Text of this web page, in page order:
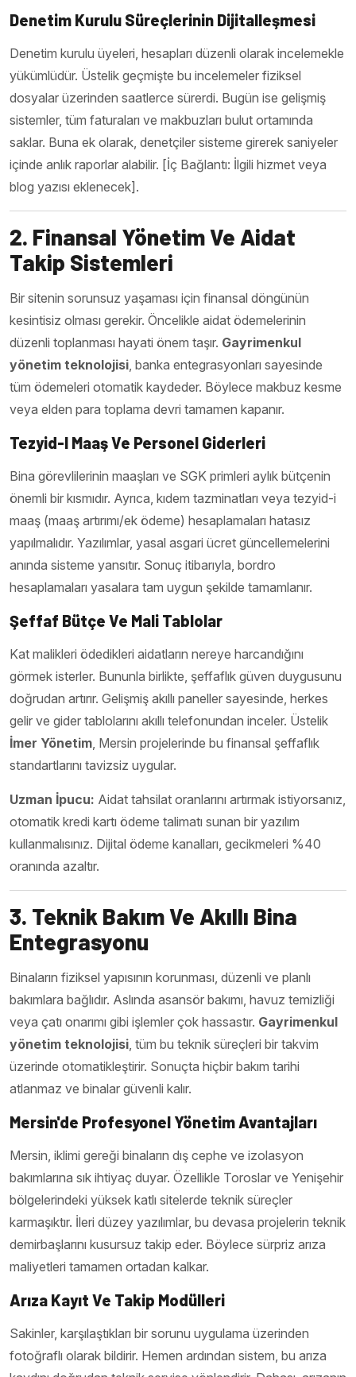
Denetim Kurulu Süreçlerinin Dijitalleşmesi
Denetim kurulu üyeleri, hesapları düzenli olarak incelemekle
yükümlüdür. Üstelik geçmişte bu incelemeler fiziksel
dosyalar üzerinden saatlerce sürerdi. Bugün ise gelişmiş
sistemler, tüm faturaları ve makbuzları bulut ortamında
saklar. Buna ek olarak, denetçiler sisteme girerek saniyeler
içinde anlık raporlar alabilir. [İç Bağlantı: İlgili hizmet veya
blog yazısı eklenecek].
2. Finansal Yönetim Ve Aidat
Takip Sistemleri
Bir sitenin sorunsuz yaşaması için finansal döngünün
kesintisiz olması gerekir. Öncelikle aidat ödemelerinin
düzenli toplanması hayati önem taşır. Gayrimenkul
yönetim teknolojisi , banka entegrasyonları sayesinde
tüm ödemeleri otomatik kaydeder. Böylece makbuz kesme
veya elden para toplama devri tamamen kapanır.
Tezyid-I Maaş Ve Personel Giderleri
Bina görevlilerinin maaşları ve SGK primleri aylık bütçenin
önemli bir kısmıdır. Ayrıca, kıdem tazminatları veya tezyid-i
maaş (maaş artırımı/ek ödeme) hesaplamaları hatasız
yapılmalıdır. Yazılımlar, yasal asgari ücret güncellemelerini
anında sisteme yansıtır. Sonuç itibarıyla, bordro
hesaplamaları yasalara tam uygun şekilde tamamlanır.
Şeffaf Bütçe Ve Mali Tablolar
Kat malikleri ödedikleri aidatların nereye harcandığını
görmek isterler. Bununla birlikte, şeffaflık güven duygusunu
doğrudan artırır. Gelişmiş akıllı paneller sayesinde, herkes
gelir ve gider tablolarını akıllı telefonundan inceler. Üstelik
İmer Yönetim , Mersin projelerinde bu finansal şeffaflık
standartlarını tavizsiz uygular.
Uzman İpucu: Aidat tahsilat oranlarını artırmak istiyorsanız,
otomatik kredi kartı ödeme talimatı sunan bir yazılım
kullanmalısınız. Dijital ödeme kanalları, gecikmeleri %40
oranında azaltır.
3. Teknik Bakım Ve Akıllı Bina
Entegrasyonu
Binaların fiziksel yapısının korunması, düzenli ve planlı
bakımlara bağlıdır. Aslında asansör bakımı, havuz temizliği
veya çatı onarımı gibi işlemler çok hassastır. Gayrimenkul
yönetim teknolojisi , tüm bu teknik süreçleri bir takvim
üzerinde otomatikleştirir. Sonuçta hiçbir bakım tarihi
atlanmaz ve binalar güvenli kalır.
Mersin'de Profesyonel Yönetim Avantajları
Mersin, iklimi gereği binaların dış cephe ve izolasyon
bakımlarına sık ihtiyaç duyar. Özellikle Toroslar ve Yenişehir
bölgelerindeki yüksek katlı sitelerde teknik süreçler
karmaşıktır. İleri düzey yazılımlar, bu devasa projelerin teknik
demirbaşlarını kusursuz takip eder. Böylece sürpriz arıza
maliyetleri tamamen ortadan kalkar.
Arıza Kayıt Ve Takip Modülleri
Sakinler, karşılaştıkları bir sorunu uygulama üzerinden
fotoğraflı olarak bildirir. Hemen ardından sistem, bu arıza